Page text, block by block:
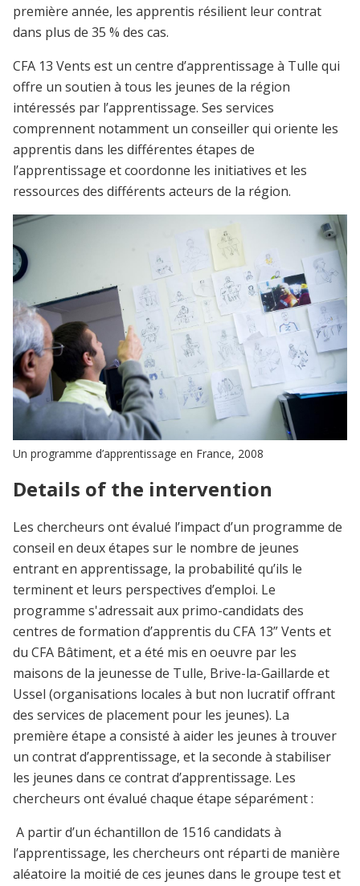
première année, les apprentis résilient leur contrat
dans plus de 35 % des cas.
CFA 13 Vents est un centre d’apprentissage à Tulle qui
offre un soutien à tous les jeunes de la région
intéressés par l’apprentissage. Ses services
comprennent notamment un conseiller qui oriente les
apprentis dans les différentes étapes de
l’apprentissage et coordonne les initiatives et les
ressources des différents acteurs de la région.
Un programme d’apprentissage en France, 2008
Details of the intervention
Les chercheurs ont évalué l’impact d’un programme de
conseil en deux étapes sur le nombre de jeunes
entrant en apprentissage, la probabilité qu’ils le
terminent et leurs perspectives d’emploi. Le
programme s'adressaitaux primo-candidats des
centres de formation d’apprentis du CFA 13” Vents et
du CFA Bâtiment, et a été mis en oeuvre par les
maisons de la jeunesse de Tulle, Brive-la-Gaillarde et
Ussel (organisations locales à but non lucratif offrant
des services de placement pour les jeunes). La
première étape a consisté à aider les jeunes à trouver
un contrat d’apprentissage, et la seconde à stabiliser
les jeunes dans ce contrat d’apprentissage. Les
chercheurs ont évalué chaque étape séparément :
A partir d’un échantillon de 1516 candidats à
l’apprentissage, les chercheurs ont réparti de manière
aléatoire la moitié de ces jeunes dans le groupe test et